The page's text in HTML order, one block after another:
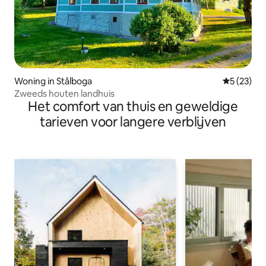
Woning in Stålboga
5 (23)
Zweeds houten landhuis
Het comfort van thuis en geweldige
tarieven voor langere verblijven